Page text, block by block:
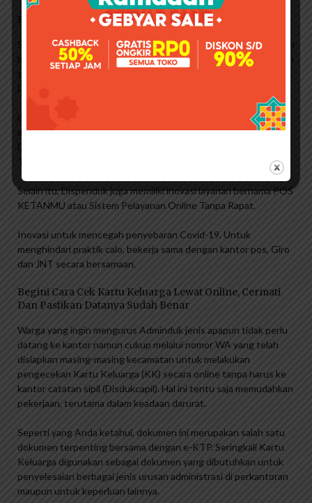
Pemerintah Kota Bekasi
Saat informasi dikumpulkan, dokumen administrasi baru ini masih
belum diketahui publik. Sehingga banyak yang mengira dokumen
tersebut adalah salinan dan mengirimkannya kembali ke
Dispenduk untuk meminta aslinya.
Oleh karena itu, jajaran Dispendukcapil Kabupaten Mojokerto
akan terus melakukan sosialisasi kepada masyarakat tentang
Dokumen Admindul yang diatur dalam Permendagri No 109
Tahun 2019.
Selain itu, Dispenduk juga memiliki inovasi layanan bernama POS
KETANMU atau Sistem Pelayanan Online Tanpa Rapat.
Inovasi untuk mencegah penyebaran Covid-19. Untuk
menghindari praktik calo, bekerja sama dengan kantor pos, Giro
dan JNT secara bersamaan.
Begini Cara Cek Kartu Keluarga Lewat Online, Cermati
Dan Pastikan Datanya Sudah Benar
Warga yang ingin mengurus Adminduk jenis apapun tidak perlu
datang ke kantor namun cukup melalui nomor WA yang telah
disiapkan masing-masing kecamatan untuk melakukan
pengecekan Kartu Keluarga (KK) secara online tanpa harus ke
kantor catatan sipil (Disdukcapil). Hal ini tentu saja memudahkan
pekerjaan, terutama dalam keadaan darurat.
Seperti yang Anda ketahui, dokumen ini merupakan salah satu
dokumen terpenting bersama dengan e-KTP. Seringkali Kartu
Keluarga digunakan sebagai dokumen yang dibutuhkan untuk
penyelesaian berbagai jenis urusan administrasi di perkantoran
maupun untuk keperluan lainnya.